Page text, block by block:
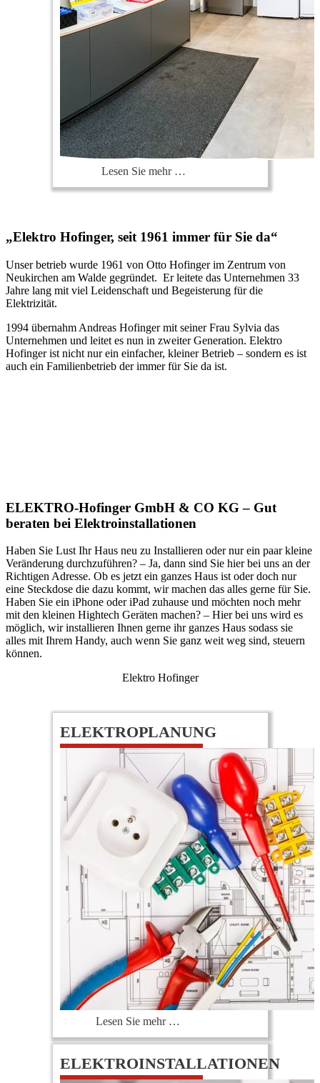
Lesen Sie mehr …
„Elektro Hofinger, seit 1961 immer für Sie da“
Unser betrieb wurde 1961 von Otto Hofinger im Zentrum von
Neukirchen am Walde gegründet. Er leitete das Unternehmen 33
Jahre lang mit viel Leidenschaft und Begeisterung für die
Elektrizität.
1994 übernahm Andreas Hofinger mit seiner Frau Sylvia das
Unternehmen und leitet es nun in zweiter Generation. Elektro
Hofinger ist nicht nur ein einfacher, kleiner Betrieb – sondern es ist
auch ein Familienbetrieb der immer für Sie da ist.
ELEKTRO-Hofinger GmbH & CO KG – Gut
beraten bei Elektroinstallationen
Haben Sie Lust Ihr Haus neu zu Installieren oder nur ein paar kleine
Veränderung durchzuführen? – Ja, dann sind Sie hier bei uns an der
Richtigen Adresse. Ob es jetzt ein ganzes Haus ist oder doch nur
eine Steckdose die dazu kommt, wir machen das alles gerne für Sie.
Haben Sie ein iPhone oder iPad zuhause und möchten noch mehr
mit den kleinen Hightech Geräten machen? – Hier bei uns wird es
möglich, wir installieren Ihnen gerne ihr ganzes Haus sodass sie
alles mit Ihrem Handy, auch wenn Sie ganz weit weg sind, steuern
können.
Elektro Hofinger
ELEKTROPLANUNG
Lesen Sie mehr …
ELEKTROINSTALLATIONEN